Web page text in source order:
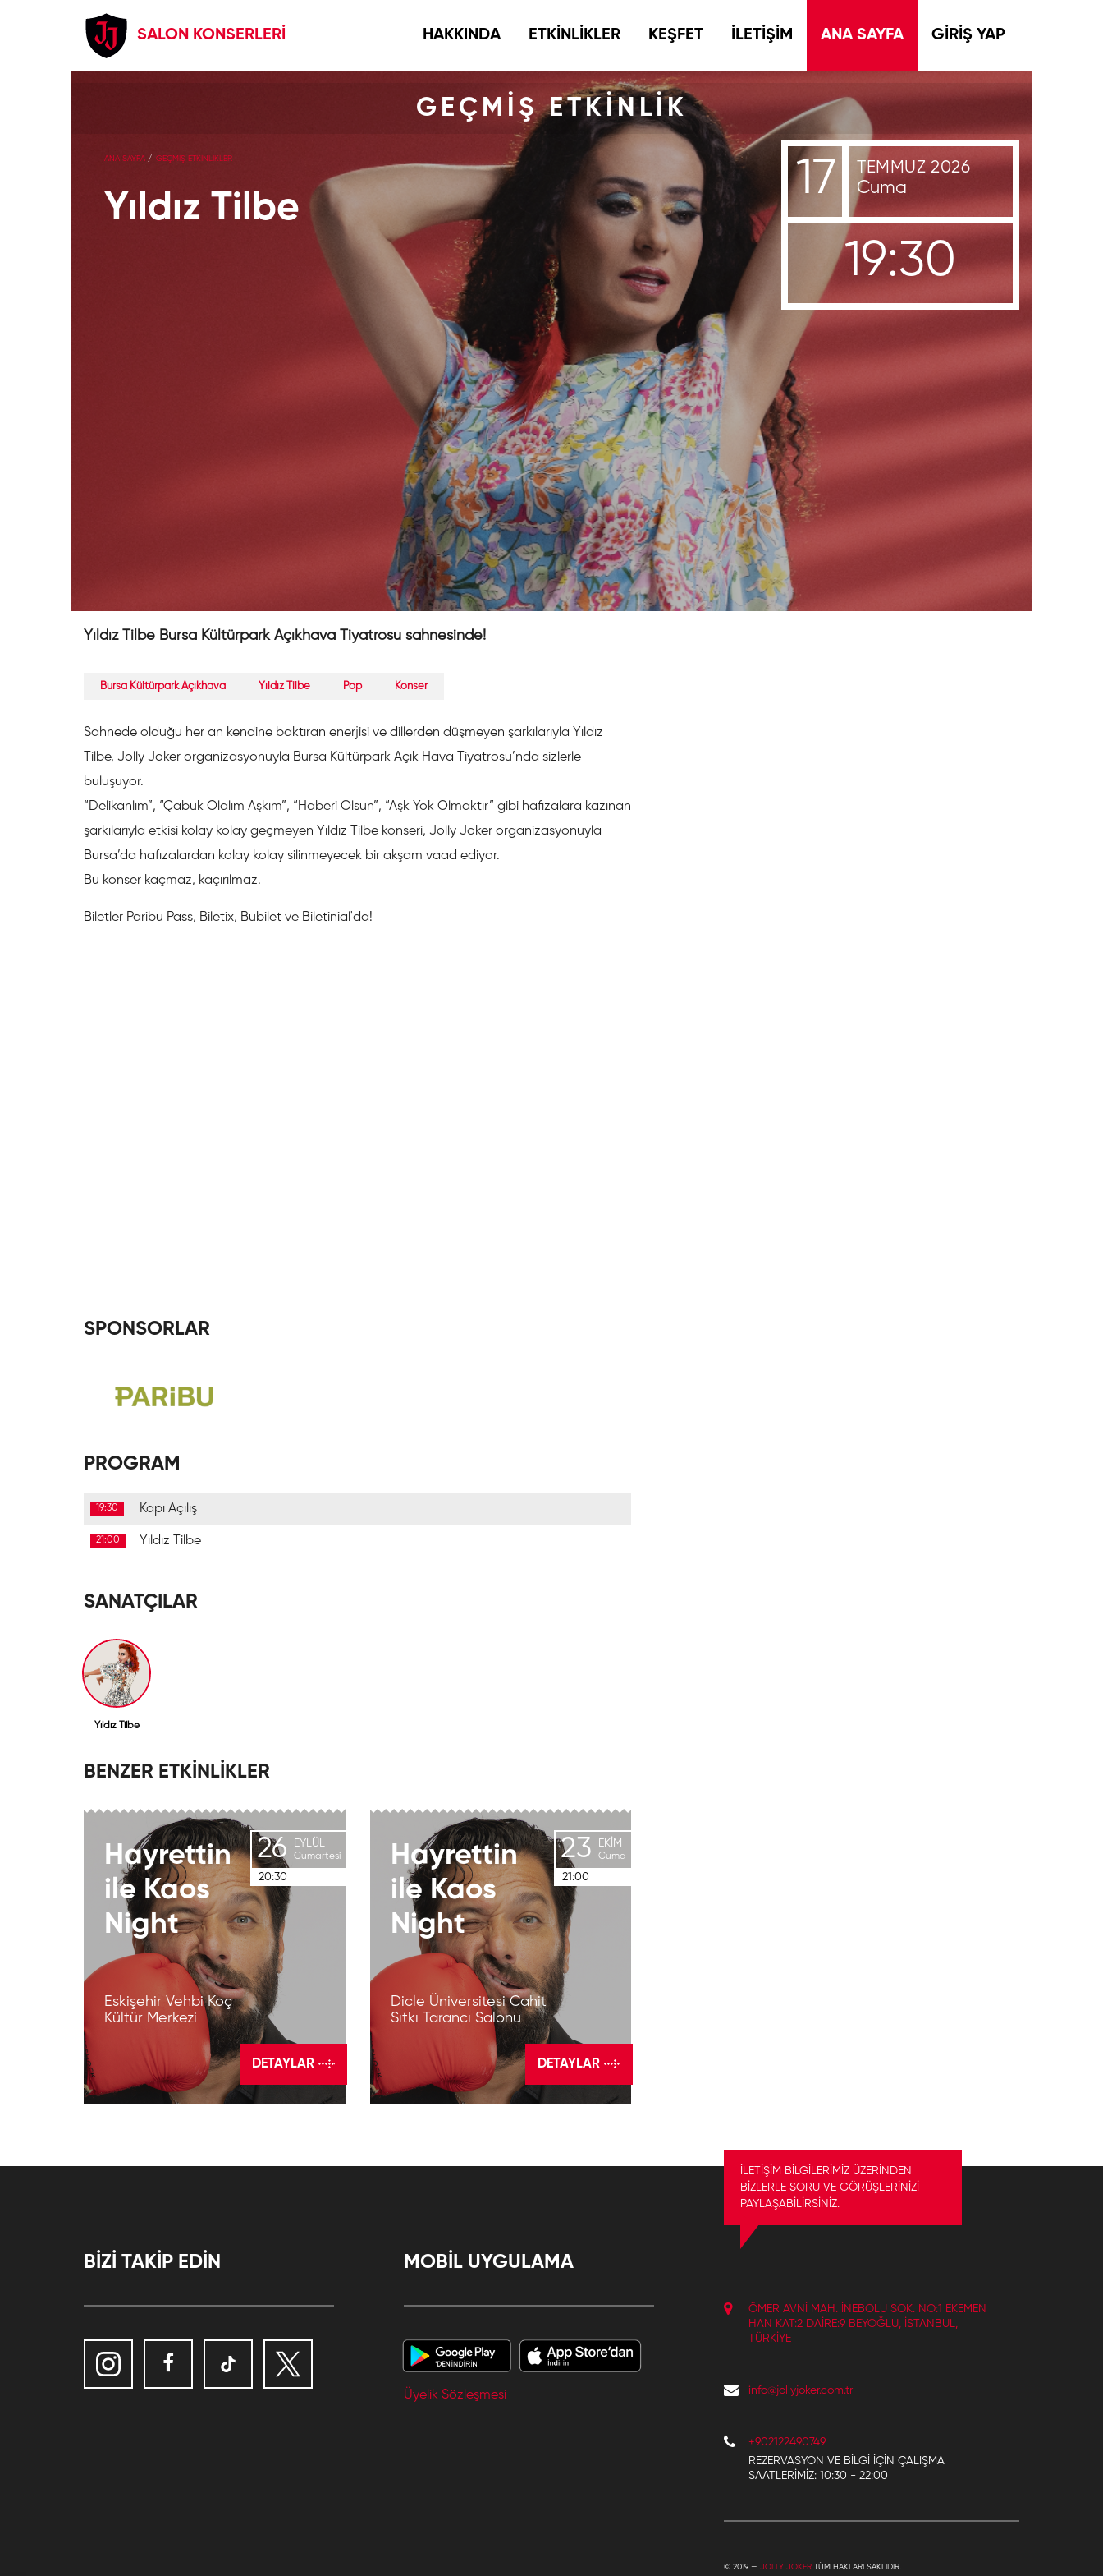
SALON KONSERLERİ HAKKINDA ETKİNLİKLER KEŞFET İLETİŞİM ANA SAYFA GİRİŞ YAP
GEÇMİŞ ETKİNLİK
ANA SAYFA GEÇMİŞ ETKİNLİKLER
Yıldız Tilbe
17 TEMMUZ 2026
Cuma
19:30
Yıldız Tilbe Bursa Kültürpark Açıkhava Tiyatrosu sahnesinde!
Bursa Kültürpark Açıkhava Yıldız Tilbe Pop Konser
Sahnede olduğu her an kendine baktıran enerjisi ve dillerden düşmeyen şarkılarıyla Yıldız
Tilbe, Jolly Joker organizasyonuyla Bursa Kültürpark Açık Hava Tiyatrosu’nda sizlerle
buluşuyor.
“Delikanlım”, “Çabuk Olalım Aşkım”, “Haberi Olsun”, “Aşk Yok Olmaktır” gibi hafızalara kazınan
şarkılarıyla etkisi kolay kolay geçmeyen Yıldız Tilbe konseri, Jolly Joker organizasyonuyla
Bursa’da hafızalardan kolay kolay silinmeyecek bir akşam vaad ediyor.
Bu konser kaçmaz, kaçırılmaz.
Biletler Paribu Pass, Biletix, Bubilet ve Biletinial'da!
SPONSORLAR
PROGRAM
19:30 Kapı Açılış
21:00 Yıldız Tilbe
SANATÇILAR
Yıldız Tilbe
BENZER ETKİNLİKLER
Hayrettin
ile Kaos
Night
Eskişehir Vehbi Koç
Kültür Merkezi
26 EYLÜL
Cumartesi
20:30
DETAYLAR
Hayrettin
ile Kaos
Night
Dicle Üniversitesi Cahit
Sıtkı Tarancı Salonu
23 EKIM
Cuma
21:00
DETAYLAR
BİZİ TAKİP EDİN MOBİL UYGULAMA
Üyelik Sözleşmesi
İLETİŞİM BİLGİLERİMİZ ÜZERİNDEN
BİZLERLE SORU VE GÖRÜŞLERİNİZİ
PAYLAŞABİLİRSİNİZ.
ÖMER AVNI MAH. İNEBOLU SOK. NO:1 EKEMEN
HAN KAT:2 DAIRE:9 BEYOĞLU, İSTANBUL,
TÜRKIYE
info@jollyjoker.com.tr
+902122490749
REZERVASYON VE BILGI IÇIN ÇALIŞMA
SAATLERIMIZ: 10:30 - 22:00
© 2019 —JOLLY JOKER TÜM HAKLARI SAKLIDIR.